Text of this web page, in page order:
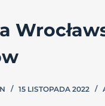
15 LISTOPADA 2022